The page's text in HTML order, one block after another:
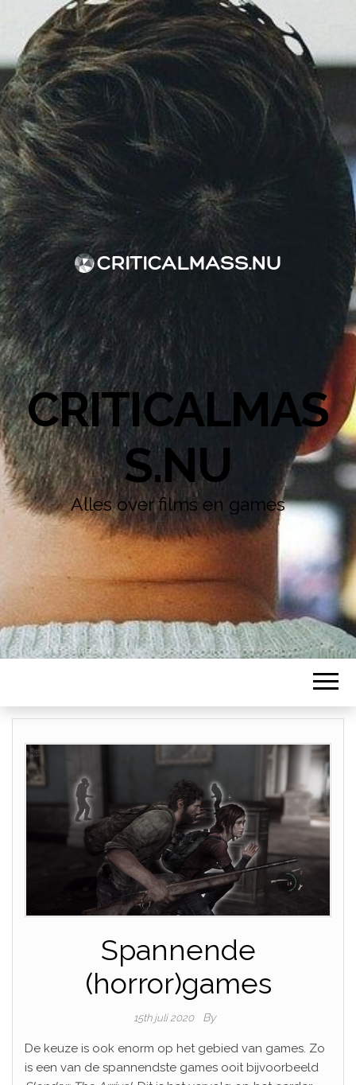
CRITICALMAS
S.NU
Alles over films en games
Spannende
(horror)games
15th juli 2020 By
De keuze is ook enorm op het gebied van games. Zo
is een van de spannendste games ooit bijvoorbeeld